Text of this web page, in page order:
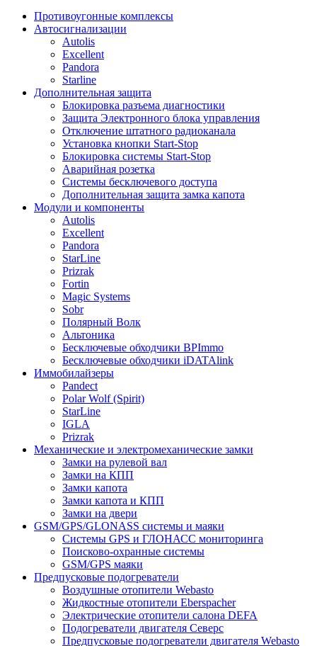
Противоугонные комплексы
Автосигнализации
Autolis
Excellent
Pandora
Starline
Дополнительная защита
Блокировка разъема диагностики
Защита Электронного блока управления
Отключение штатного радиоканала
Установка кнопки Start-Stop
Блокировка системы Start-Stop
Аварийная розетка
Системы бесключевого доступа
Дополнительная защита замка капота
Модули и компоненты
Autolis
Excellent
Pandora
StarLine
Prizrak
Fortin
Magic Systems
Sobr
Полярный Волк
Альтоника
Бесключевые обходчики BPImmo
Бесключевые обходчики iDATAlink
Иммобилайзеры
Pandect
Polar Wolf (Spirit)
StarLine
IGLA
Prizrak
Механические и электромеханические замки
Замки на рулевой вал
Замки на КПП
Замки капота
Замки капота и КПП
Замки на двери
GSM/GPS/GLONASS системы и маяки
Системы GPS и ГЛОНАСС мониторинга
Поисково-охранные системы
GSM/GPS маяки
Предпусковые подогреватели
Воздушные отопители Webasto
Жидкостные отопители Eberspacher
Электрические отопители салона DEFA
Подогреватели двигателя Северс
Предпусковые подогреватели двигателя Webasto